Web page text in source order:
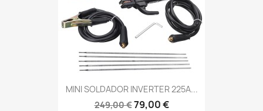
MINI SOLDADOR INVERTER 225A...
249,00 €79,00 €